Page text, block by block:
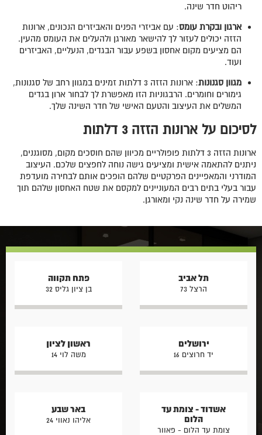
ריהוט חדר שינה.
ארגון ובקרת עומס: עם אביזרי הפנים והאביזרים הנכונים, ארונות
הזזה יכולים לעזור לך להישאר מאורגן ולהעלים את העומס מהעין.
הם מציעים מקום אחסון בשפע עבור הבגדים, הנעליים, האביזרים
ועוד.
מגוון סגנונות
: ארונות הזזה 3 דלתות זמינים במגוון רחב של סגנונות,
גימורים וחומרים. הרבגוניות הזו מאפשרת לך לבחור ארון בגדים
המשלים את העיצוב והטעם האישי של חדר השינה שלך.
לסיכום על ארונות הזזה 3 דלתות
ארונות הזזה 3 דלתות פופולריים מכיוון שהם חוסכים מקום, מסוגננים,
ניתנים להתאמה אישית ומציעים גישה נוחה לחפצים שלכם. העיצוב
המודרני והמאפיינים הפרקטיים שלהם הופכים אותם לבחירה מועדפת
עבור בעלי בתים רבים המעוניינים למקסם את שטח האחסון שלהם תוך
שמירה על חדר שינה נקי ומאורגן.
תל אביב
הרצל 73
פתח תקווה
בן ציון גליס 32
ירושלים
יד חרוצים 16
ראשון לציון
משה לוי 14
אשדוד - צומת עד
הלום
צומת עד הלום - פאוור
באר שבע
אליהו נאווי 24